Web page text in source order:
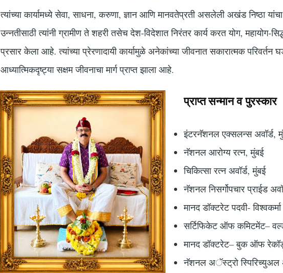
त्यांच्या कार्यामध्ये सेवा, साधना, करुणा, ज्ञान आणि मानवतेप्रती असलेली अखंड निष्ठा
उन्नतीसाठी त्यांनी ग्रामीण ते शहरी तसेच देश-विदेशात निरंतर कार्य करत योग, महायोग-
प्रसार केला आहे. त्यांच्या प्रेरणादायी कार्यामुळे अनेकांच्या जीवनात सकारात्मक
आध्यात्मिकदृष्ट्या सक्षम जीवनाचा मार्ग प्राप्त झाला आहे.
प्राप्त सन्मान व पुरस्कार
इंटरनॅशनल एक्सलन्स अवॉर्ड,
नॅशनल आरोग्य रत्न, मुंबई
चिकित्सा रत्न अवॉर्ड, मुंबई
नॅशनल निसर्गोपचार प्राईड
मानद डॉक्टरेट पदवी- विश्वकर्मा
सर्टिफिकेट ऑफ कमिटमेंट–
मानद डॉक्टरेट– बुक ऑफ
नॅशनल अॅस्ट्रो स्पिरिच्युअल